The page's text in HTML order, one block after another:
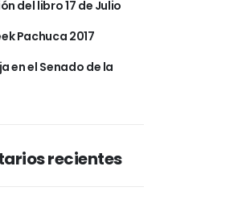
del libro 17 de Julio
Pachuca 2017
en el Senado de la
recientes